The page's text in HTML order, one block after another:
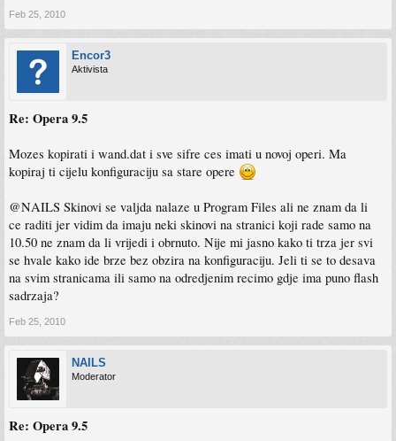
Feb 25, 2010
Encor3
Aktivista
Re: Opera 9.5
Mozes kopirati i wand.dat i sve sifre ces imati u novoj operi. Ma
kopiraj ti cijelu konfiguraciju sa stare opere
@NAILS Skinovi se valjda nalaze u Program Files ali ne znam da li
ce raditi jer vidim da imaju neki skinovi na stranici koji rade samo na
10.50 ne znam da li vrijedi i obrnuto. Nije mi jasno kako ti trza jer svi
se hvale kako ide brze bez obzira na konfiguraciju. Jeli ti se to desava
na svim stranicama ili samo na odredjenim recimo gdje ima puno flash
sadrzaja?
Feb 25, 2010
NAILS
Moderator
Re: Opera 9.5